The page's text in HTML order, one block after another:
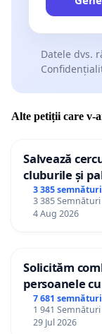
Datele dvs.
Alte petiții care v-
Salvează
cluburile și
3 385 semnături
3 385
4 Aug 2026
Solicităm
persoanele
7 681 semnături
1 941
29 Jul 2026